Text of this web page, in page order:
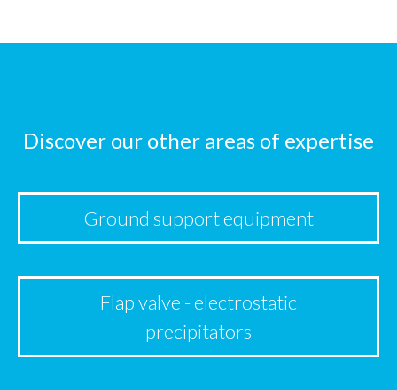
Discover our other areas of expertise
Ground support equipment
Flap valve - electrostatic
precipitators